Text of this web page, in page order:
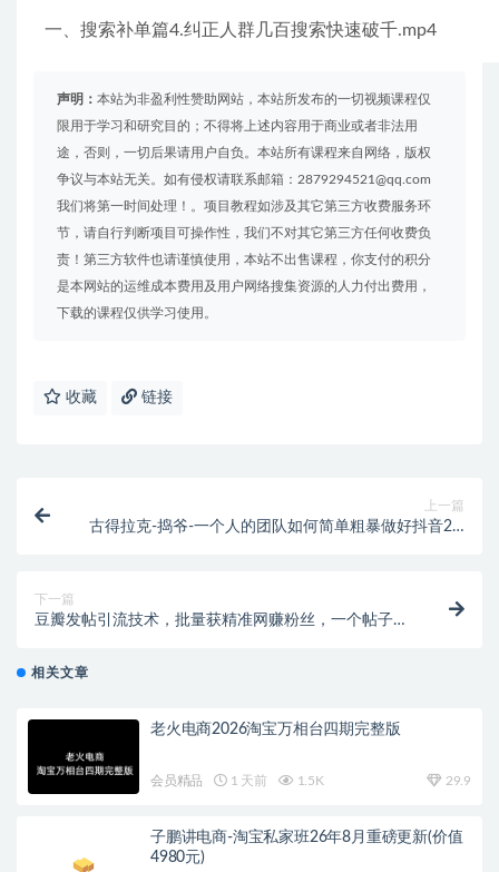
一、搜索补单篇4.纠正人群几百搜索快速破千.mp4
声明： 本站为非盈利性赞助网站，本站所发布的一切视频课程仅
限用于学习和研究目的；不得将上述内容用于商业或者非法用
途，否则，一切后果请用户自负。本站所有课程来自网络，版权
争议与本站无关。如有侵权请联系邮箱：2879294521@qq.com
我们将第一时间处理！。项目教程如涉及其它第三方收费服务环
节，请自行判断项目可操作性，我们不对其它第三方任何收费负
责！第三方软件也请谨慎使用，本站不出售课程，你支付的积分
是本网站的运维成本费用及用户网络搜集资源的人力付出费用，
下载的课程仅供学习使用。
收藏 链接
上一篇
古得拉克-捣爷-一个人的团队如何简单粗暴做好抖音2.0
下一篇
豆瓣发帖引流技术，批量获精准网赚粉丝，一个帖子就
相关文章
老火电商2026淘宝万相台四期完整版
会员精品 1 天前 1.5K 29.9
子鹏讲电商-淘宝私家班26年8月重磅更新(价值
4980元)